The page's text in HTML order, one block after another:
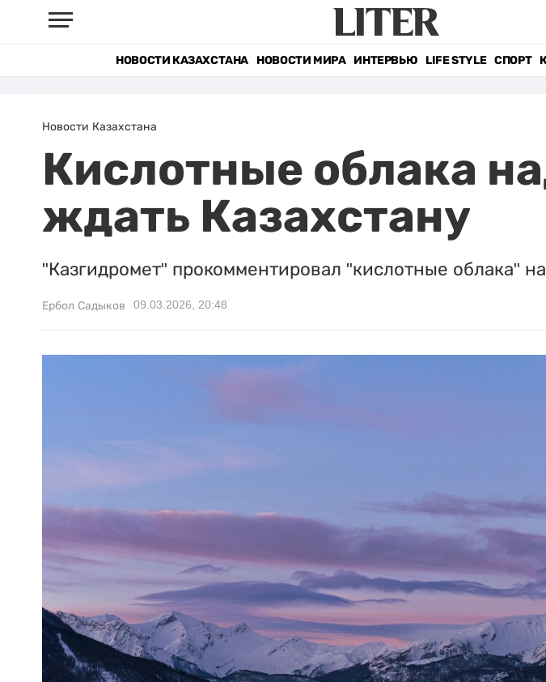
НОВОСТИ КАЗАХСТАНА НОВОСТИ МИРА ИНТЕРВЬЮ LIFE STYLE СПОРТ
Новости Казахстана
Кислотные облака
ждать Казахстану
"Казгидромет" прокомментировал "кислотные облака"
Ербол Садыков 09.03.2026, 20:48